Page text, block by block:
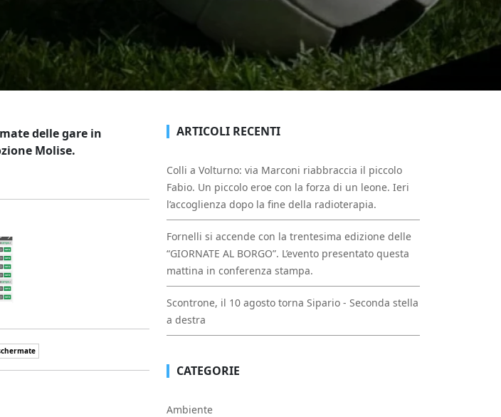
delle gare in
Molise.
ARTICOLI RECENTI
Colli a Volturno: via Marconi riabbraccia il piccolo
Fabio. Un piccolo eroe con la forza di un leone. Ieri
l’accoglienza dopo la fine della radioterapia.
Fornelli si accende con la trentesima edizione delle
“GIORNATE AL BORGO”. L’evento presentato questa
mattina in conferenza stampa.
Scontrone, il 10 agosto torna Sipario - Seconda stella
a destra
CATEGORIE
Ambiente